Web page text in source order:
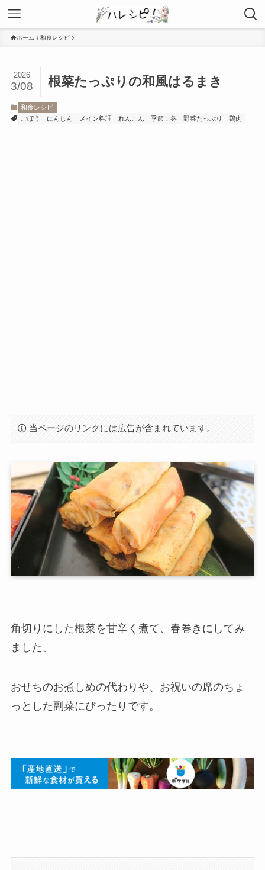
ホーム 和食レシピ
根菜たっぷりの和風はるまき
2026
3/08
和食レシピ
ごぼう
にんじん メイン料理 れんこん 季節：冬 野菜たっぷり 鶏肉
当ページのリンクには広告が含まれています。
角切りにした根菜を甘辛く煮て、春巻きにしてみ
ました。
おせちのお煮しめの代わりや、お祝いの席のちょ
っとした副菜にぴったりです。